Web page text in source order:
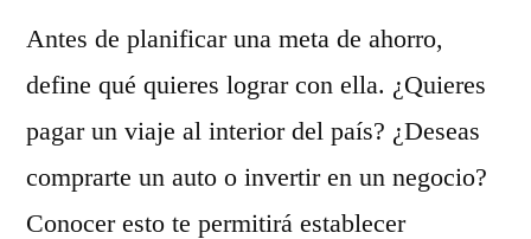
Antes de planificar una meta de ahorro,
define qué quieres lograr con ella. ¿Quieres
pagar un viaje al interior del país? ¿Deseas
comprarte un auto o invertir en un negocio?
Conocer esto te permitirá establecer